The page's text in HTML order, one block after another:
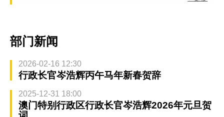
部门新闻
2026-02-16 12:30
行政长官岑浩辉丙午马年新春贺辞
2025-12-31 18:00
澳门特别行政区行政长官岑浩辉2026年元旦贺